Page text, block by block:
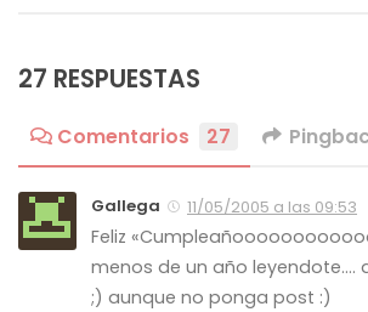
27 RESPUESTAS
Comentarios 27
Gallega 11/05/2005 a las 09:53
Feliz
menos de un año leyendote….
;) aunque no ponga post :)